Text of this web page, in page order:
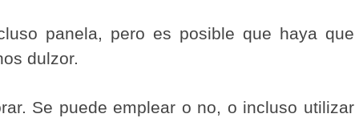
panela, pero es posible que haya que
dulzor.
Se puede emplear o no, o incluso utilizar